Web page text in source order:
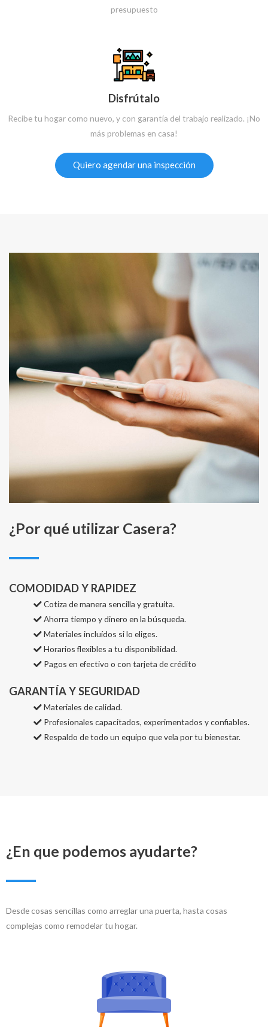
presupuesto
Disfrútalo
Recibe tu hogar como nuevo, y con garantía del trabajo realizado. ¡No
más problemas en casa!
Quiero agendar una inspección
¿Por qué utilizar Casera?
COMODIDAD Y RAPIDEZ
Cotiza de manera sencilla y gratuita.
Ahorra tiempo y dinero en la búsqueda.
Materiales incluídos si lo eliges.
Horarios flexibles a tu disponibilidad.
Pagos en efectivo o con tarjeta de crédito
GARANTÍA Y SEGURIDAD
Materiales de calidad.
Profesionales capacitados, experimentados y confiables.
Respaldo de todo un equipo que vela por tu bienestar.
¿En que podemos ayudarte?
Desde cosas sencillas como arreglar una puerta, hasta cosas
complejas como remodelar tu hogar.